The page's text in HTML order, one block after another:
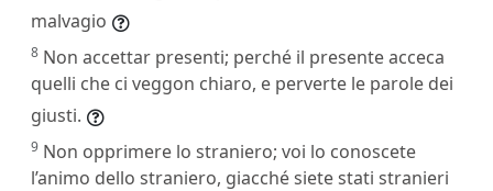
malvagio
8 Non accettar presenti; perché il presente acceca
quelli che ci veggon chiaro, e perverte le parole dei
giusti.
9 Non opprimere lo straniero; voi lo conoscete
l’animo dello straniero, giacché siete stati stranieri